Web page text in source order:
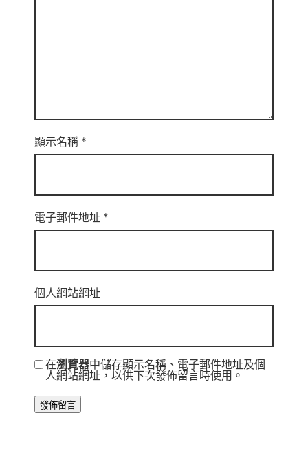
顯示名稱 *
電子郵件地址 *
個人網站網址
在瀏覽器中儲存顯示名稱、電子郵件地址及個
人網站網址，以供下次發佈留言時使用。